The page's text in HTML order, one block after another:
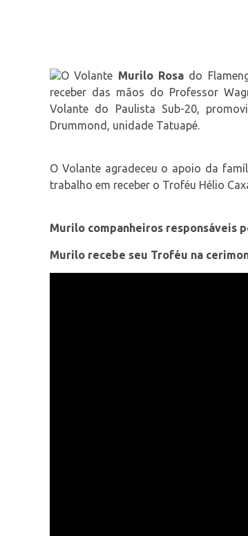
O Volante Murilo Rosado
receber das mãos do Professor
Volante do Paulista Sub-20,
Drummond, unidade Tatuapé.
O Volante agradeceu o apoio da
trabalho em receber o Troféu Hélio
Murilo companheiros responsáveis
Murilo recebe seu Troféu na